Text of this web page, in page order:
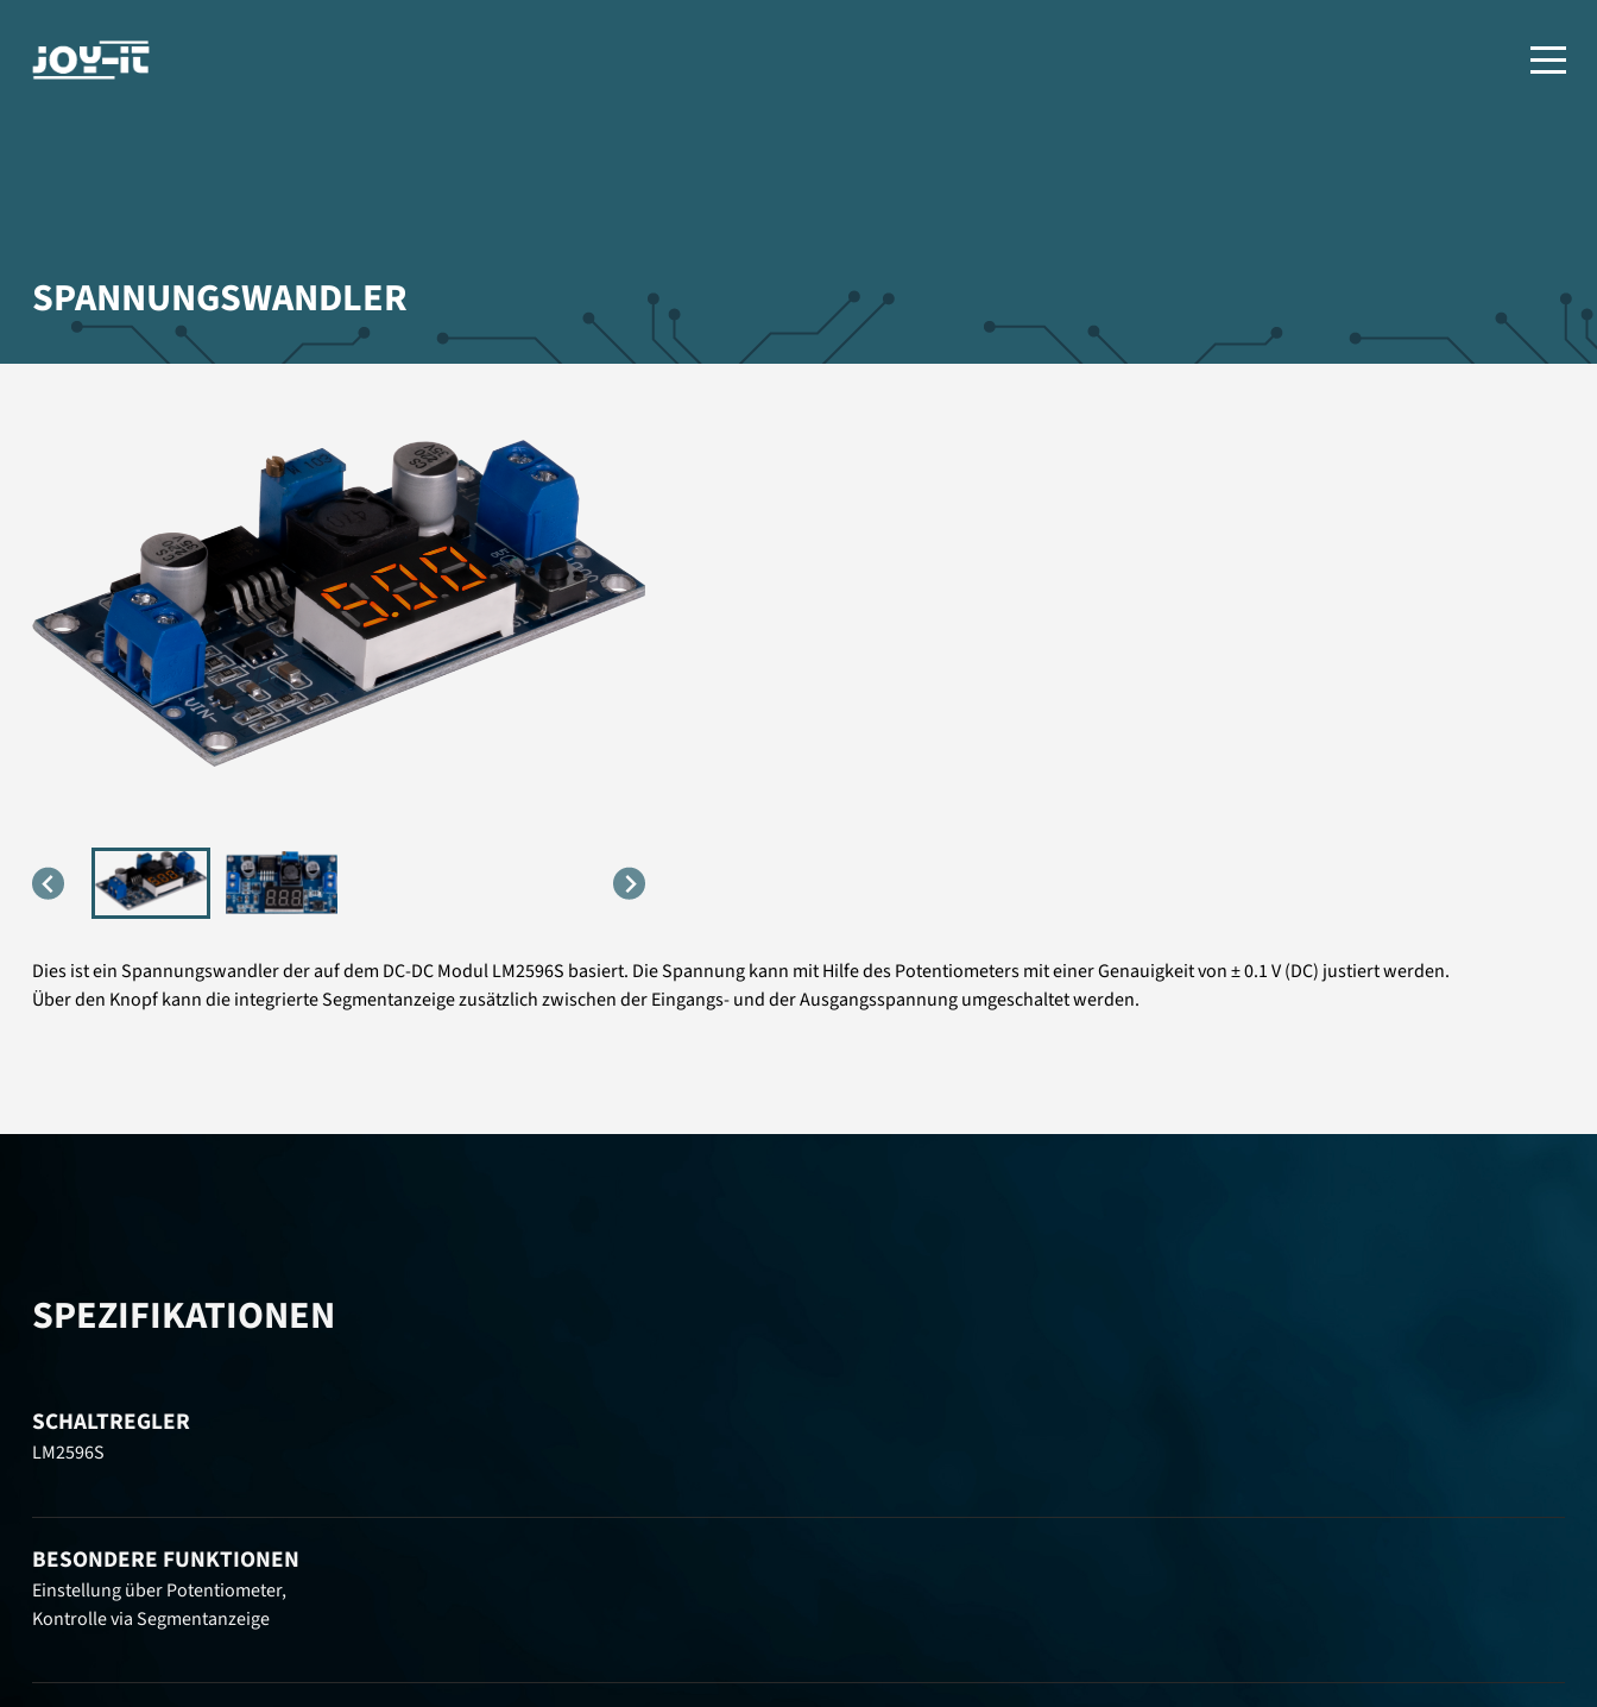
SPANNUNGSWANDLER
Dies ist ein Spannungswandler der auf dem DC-DC Modul LM2596S basiert. Die Spannung kann mit Hilfe des Potentiometers mit einer Genauigkeit von ± 0.1 V (DC) justiert werden.
Über den Knopf kann die integrierte Segmentanzeige zusätzlich zwischen der Eingangs- und der Ausgangsspannung umgeschaltet werden.
SPEZIFIKATIONEN
SCHALTREGLER
LM2596S
BESONDERE FUNKTIONEN
Einstellung über Potentiometer,
Kontrolle via Segmentanzeige